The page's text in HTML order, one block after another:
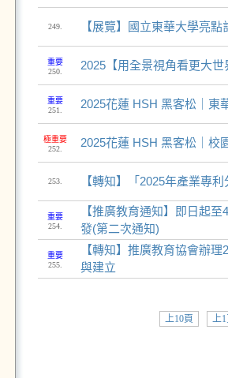
249. 【展覽】國立東華大學亮
重要
250.
2025【用全景視角看更大世
重要
251.
2025花蓮 HSH 黑客松｜東
極重要
252.
2025花蓮 HSH 黑客松｜校
253. 【轉知】「2025年產業專利
重要
254.
【推廣教育通知】即日起
發(第二次通知)
重要
255.
【轉知】推廣教育協會辦
與建立
上10頁 上